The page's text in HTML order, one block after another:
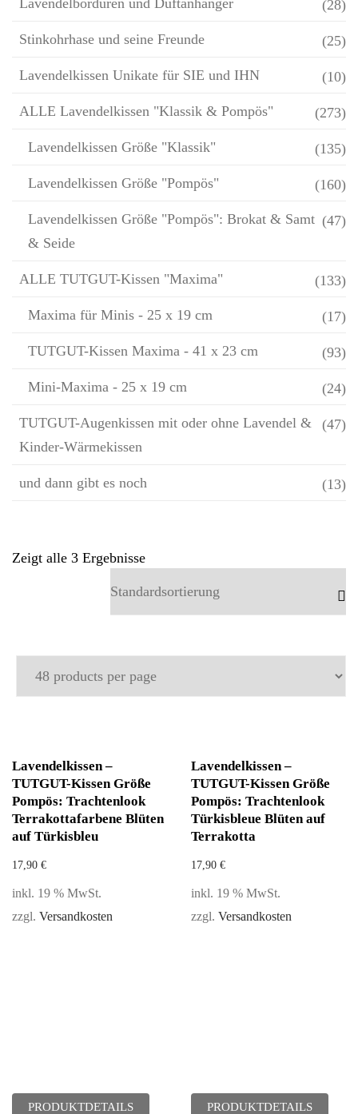
Lavendelbordüren und Duftanhänger (28)
Stinkohrhase und seine Freunde (25)
Lavendelkissen Unikate für SIE und IHN (10)
ALLE Lavendelkissen "Klassik & Pompös" (273)
Lavendelkissen Größe "Klassik" (135)
Lavendelkissen Größe "Pompös" (160)
Lavendelkissen Größe "Pompös": Brokat & Samt
& Seide
(47)
ALLE TUTGUT-Kissen "Maxima" (133)
Maxima für Minis - 25 x 19 cm (17)
TUTGUT-Kissen Maxima - 41 x 23 cm (93)
Mini-Maxima - 25 x 19 cm (24)
TUTGUT-Augenkissen mit oder ohne Lavendel &
Kinder-Wärmekissen
(47)
und dann gibt es noch (13)
Zeigt alle 3 Ergebnisse
Lavendelkissen –
TUTGUT-Kissen Größe
Pompös: Trachtenlook
Terrakottafarbene Blüten
auf Türkisbleu
17,90 €
inkl. 19 % MwSt.
zzgl. Versandkosten
PRODUKTDETAILS
Lavendelkissen –
TUTGUT-Kissen Größe
Pompös: Trachtenlook
Türkisbleue Blüten auf
Terrakotta
17,90 €
inkl. 19 % MwSt.
zzgl. Versandkosten
PRODUKTDETAILS